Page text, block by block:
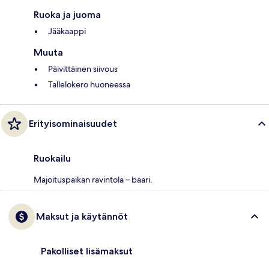
Ruoka ja juoma
Jääkaappi
Muuta
Päivittäinen siivous
Tallelokero huoneessa
Erityisominaisuudet
Ruokailu
Majoituspaikan ravintola – baari.
Maksut ja käytännöt
Pakolliset lisämaksut